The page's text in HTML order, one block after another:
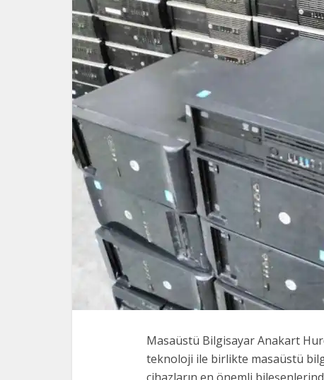
Masaüstü Bilgisayar Anakart
teknoloji ile birlikte masaüstü